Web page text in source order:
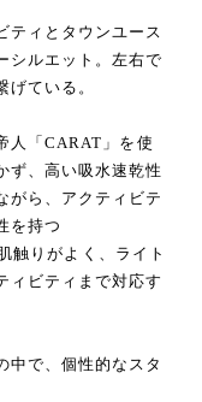
ティとタウンユース
シルエット。左右で
ている。
人「CARAT」を使
ず、高い吸水速乾性
がら、アクティビテ
を持つ
触りがよく、ライト
ィビティまで対応す
中で、個性的なスタ